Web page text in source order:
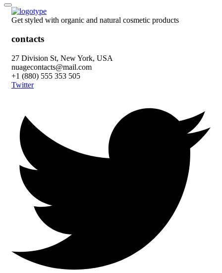
Get styled with organic and natural cosmetic products
contacts
27 Division St, New York, USA
nuagecontacts@mail.com
+1 (880) 555 353 505
Twitter